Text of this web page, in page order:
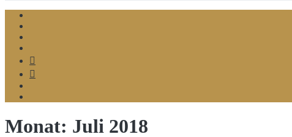
Monat: Juli 2018